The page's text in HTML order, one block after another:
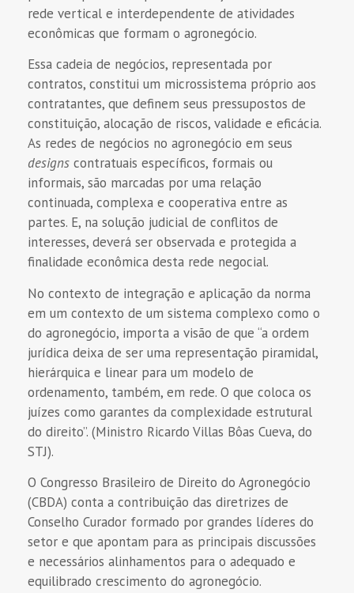
rede vertical e interdependente de atividades
econômicas que formam o agronegócio.
Essa cadeia de negócios, representada por
contratos, constitui um microssistema próprio aos
contratantes, que definem seus pressupostos de
constituição, alocação de riscos, validade e eficácia.
As redes de negócios no agronegócio em seus
designs contratuais específicos, formais ou
informais, são marcadas por uma relação
continuada, complexa e cooperativa entre as
partes. E, na solução judicial de conflitos de
interesses, deverá ser observada e protegida a
finalidade econômica desta rede negocial.
No contexto de integração e aplicação da norma
em um contexto de um sistema complexo como o
do agronegócio, importa a visão de que “a ordem
jurídica deixa de ser uma representação piramidal,
hierárquica e linear para um modelo de
ordenamento, também, em rede. O que coloca os
juízes como garantes da complexidade estrutural
do direito”. (Ministro Ricardo Villas Bôas Cueva, do
STJ).
O Congresso Brasileiro de Direito do Agronegócio
(CBDA) conta a contribuição das diretrizes de
Conselho Curador formado por grandes líderes do
setor e que apontam para as principais discussões
e necessários alinhamentos para o adequado e
equilibrado crescimento do agronegócio.